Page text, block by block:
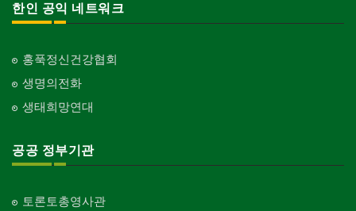
한인 공익 네트워크
홍푹정신건강협회
생명의전화
생태희망연대
공공 정부기관
토론토총영사관